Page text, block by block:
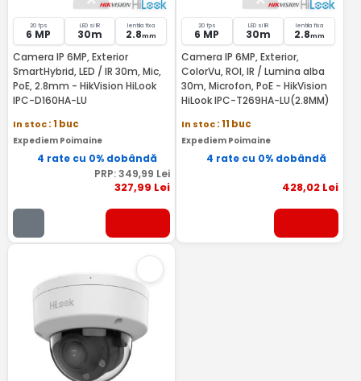
20 fps
6 MP
LED si IR
30m
lentila fixa
2.8mm
Camera IP 6MP, Exterior
SmartHybrid, LED / IR 30m, Mic,
PoE, 2.8mm - HikVision HiLook
IPC-D160HA-LU
In stoc: 1 buc
Expediem Poimaine
4 rate cu 0% dobândă
PRP:349,99 Lei
327,99 Lei
20 fps
6 MP
LED si IR
30m
lentila fixa
2.8mm
Camera IP 6MP, Exterior,
ColorVu, ROI, IR / Lumina alba
30m, Microfon, PoE - HikVision
HiLook IPC-T269HA-LU(2.8MM)
In stoc: 11 buc
Expediem Poimaine
4 rate cu 0% dobândă
428,02 Lei